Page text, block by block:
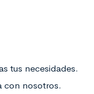
tus necesidades.
con nosotros.